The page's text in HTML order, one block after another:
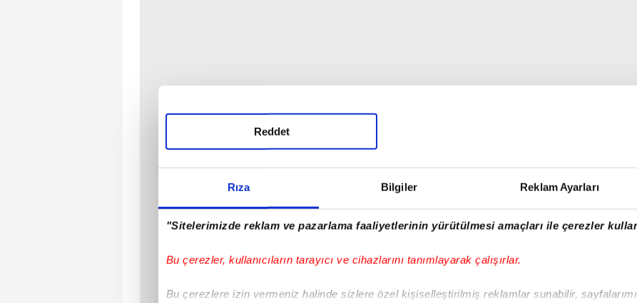
Rıza Bilgiler Reklam Ayarları
"Sitelerimizde reklam ve pazarlama faaliyetlerinin yürütülmesi amaçları ile çerezler
Bu çerezler, kullanıcıların tarayıcı ve cihazlarını tanımlayarak çalışırlar.
Bu çerezlere izin vermeniz halinde sizlere özel kişiselleştirilmiş reklamlar sunabilir,
Reddet